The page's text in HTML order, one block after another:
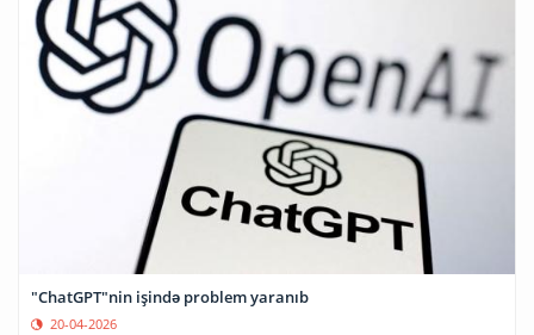
"ChatGPT"nin işində problem yaranıb
20-04-2026